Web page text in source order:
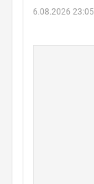
видео
6.08.2026 23:05